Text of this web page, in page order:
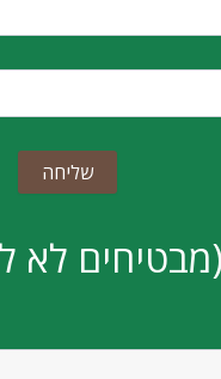
(מבטיחים לא